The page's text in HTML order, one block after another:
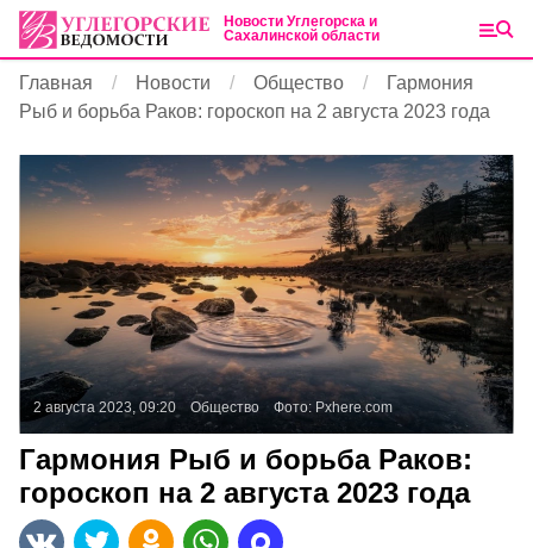
Новости Углегорска и
Сахалинской области
Главная Новости Общество
Гармония
Рыб и борьба Раков: гороскоп на 2 августа 2023 года
2 августа 2023, 09:20 Общество Фото: Pxhere.com
Гармония Рыб и борьба Раков:
гороскоп на 2 августа 2023 года